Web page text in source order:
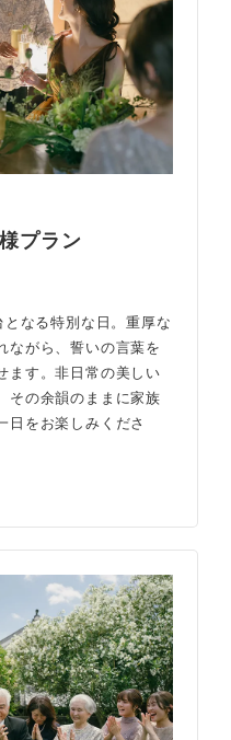
プラン
なる特別な日。重厚な
ながら、誓いの言葉を
ます。非日常の美しい
その余韻のままに家族
日をお楽しみくださ